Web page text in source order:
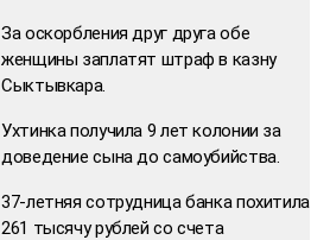
За оскорбления друг друга обе
женщины заплатят штраф в казну
Сыктывкара.
Ухтинка получила 9 лет колонии за
доведение сына до самоубийства.
37-летняя сотрудница банка похитила
261 тысячу рублей со счета